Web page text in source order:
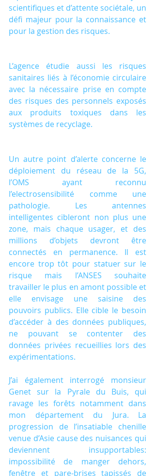
scientifiques et d’attente sociétale, un
défi majeur pour la connaissance et
pour la gestion des risques.
L’agence étudie aussi les risques
sanitaires liés à l’économie circulaire
avec la nécessaire prise en compte
des risques des personnels exposés
aux produits toxiques dans les
systèmes de recyclage.
Un autre point d’alerte concerne le
déploiement du réseau de la 5G,
l’OMS ayant reconnu
l’electrosensibilité comme une
pathologie. Les antennes
intelligentes cibleront non plus une
zone, mais chaque usager, et des
millions d’objets devront être
connectés en permanence. Il est
encore trop tôt pour statuer sur le
risque mais l’ANSES souhaite
travailler le plus en amont possible et
elle envisage une saisine des
pouvoirs publics. Elle cible le besoin
d’accéder à des données publiques,
ne pouvant se contenter des
données privées recueillies lors des
expérimentations.
J’ai également interrogé monsieur
Genet sur la Pyrale du Buis, qui
ravage les forêts notamment dans
mon département du Jura. La
progression de l’insatiable chenille
venue d’Asie cause des nuisances qui
deviennent insupportables:
impossibilité de manger dehors,
fenêtre et pare-brises tapissés de